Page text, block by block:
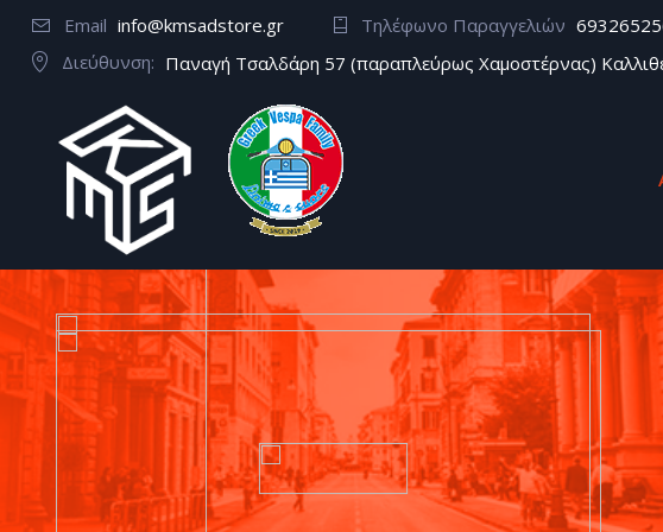
Email info@kmsadstore.gr Τηλέφωνο Παραγγελιών
Διεύθυνση: Παναγή Τσαλδάρη 57 (παραπλεύρως Χαμοστέρνας)